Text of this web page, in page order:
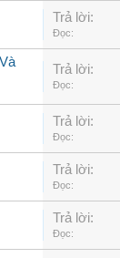
Trả lời:
Đọc:
Trả lời:
Đọc:
Trả lời:
Đọc:
Trả lời:
Đọc:
Trả lời:
Đọc: